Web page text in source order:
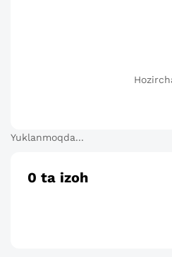
Yuklanmoqda...
0 ta izoh